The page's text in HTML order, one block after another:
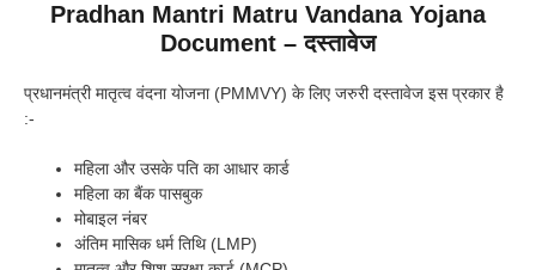
Pradhan Mantri Matru Vandana Yojana
Document – दस्तावेज
प्रधानमंत्री मातृत्व वंदना योजना (PMMVY) के लिए जरुरी दस्तावेज इस प्रकार है
:-
महिला और उसके पति का आधार कार्ड
महिला का बैंक पासबुक
मोबाइल नंबर
अंतिम मासिक धर्म तिथि (LMP)